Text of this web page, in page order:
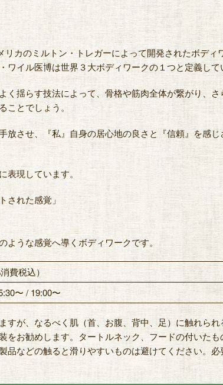
カのミルトン・トレガーによって開発されたボディ
ワイル医博は世界３大ボディワークの１つと定義して
く揺らす技法によって、骨格や筋肉全体が繋がり、さ
とでしょう。
放させ、『私』自身の居心地の良さと『信頼』を感
現しています。
された感覚」
ような感覚へ導くボディワークです。
費税込）
〜 / 19:00〜
すが、なるべく肌（首、お腹、背中、足）に触れられ
をお勧めします。タートルネック、フードの付いたも
品などの触ると滑りやすいものは避けてください。必